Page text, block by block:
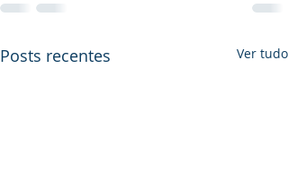
Posts recentes Ver tudo